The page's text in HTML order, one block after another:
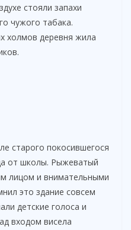
стояли запахи
чужого табака.
холмов деревня жила
старого покосившегося
от школы. Рыжеватый
лицом и внимательными
это здание совсем
детские голоса и
входом висела